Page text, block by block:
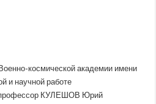
космической академии имени
и научной работе
профессор КУЛЕШОВ Юрий